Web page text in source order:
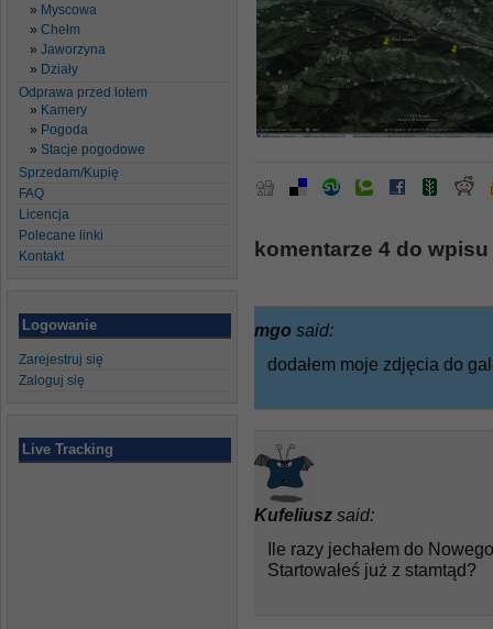
Myscowa
Chełm
Jaworzyna
Działy
Odprawa przed lotem
Kamery
Pogoda
Stacje pogodowe
Sprzedam/Kupię
FAQ
Licencja
Polecane linki
Kontakt
Logowanie
Zarejestruj się
Zaloguj się
Live Tracking
komentarze 4 do
mgo said:
dodałem moje zdjęcia do
Kufeliusz said:
Ile razy jechałem do
Startowałeś już z stamtąd?